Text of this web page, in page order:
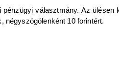
választmány. Az
négyszögölenként 10 forintért.